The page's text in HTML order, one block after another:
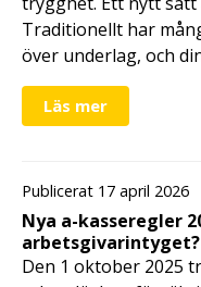
Traditionellt har
över underlag, och
Läs mer
Publicerat 17 april 2026
Nya a-kasseregler
arbetsgivarintyget?
Den 1 oktober 2025